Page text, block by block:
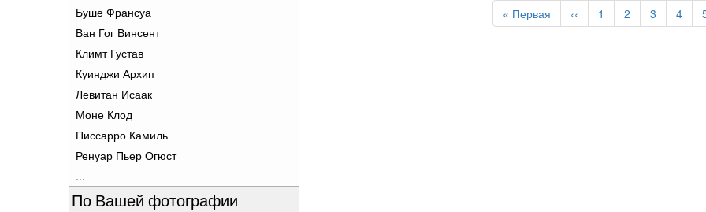
Буше Франсуа
Ван Гог Винсент
Климт Густав
Куинджи Архип
Левитан Исаак
Моне Клод
Писсарро Камиль
Ренуар Пьер Огюст
...
По Вашей фотографии
Первая
страница
« Первая
Предыдущая
страница
‹‹ Page
1 Page
2 Page
3 Page
4